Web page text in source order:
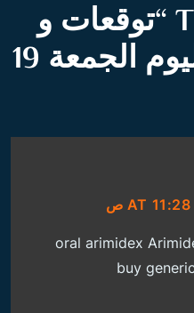
توقعات و
حظوظ الأبراج ليوم الجمعة 19
oral arimidex
buy